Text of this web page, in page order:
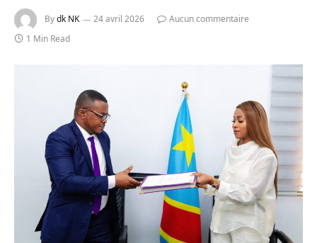
Bydk NK 24 avril 2026
Aucun commentaire
1 Min Read